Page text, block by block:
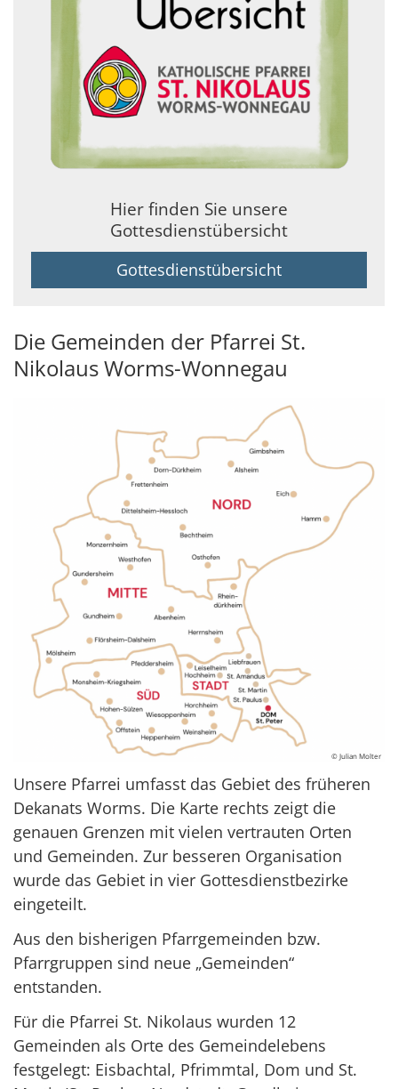
Hier finden Sie unsere
Gottesdienstübersicht
Gottesdienstübersicht
Die Gemeinden der Pfarrei St.
Nikolaus Worms-Wonnegau
© Julian Molter
Unsere Pfarrei umfasst das Gebiet des früheren
Dekanats Worms. Die Karte rechts zeigt die
genauen Grenzen mit vielen vertrauten Orten
und Gemeinden. Zur besseren Organisation
wurde das Gebiet in vier Gottesdienstbezirke
eingeteilt.
Aus den bisherigen Pfarrgemeinden bzw.
Pfarrgruppen sind neue „Gemeinden“
entstanden.
Für die Pfarrei St. Nikolaus wurden 12
Gemeinden als Orte des Gemeindelebens
festgelegt: Eisbachtal, Pfrimmtal, Dom und St.